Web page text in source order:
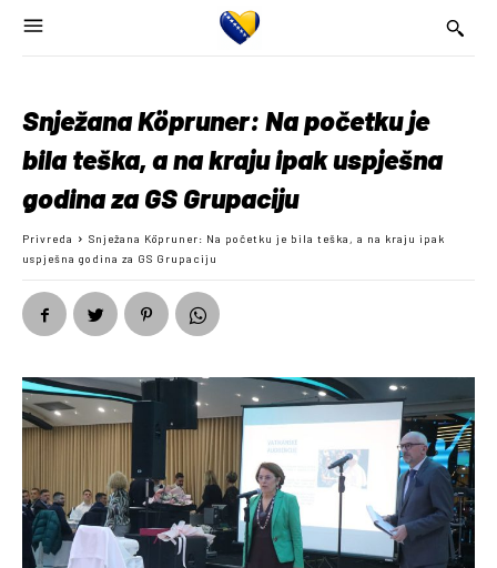
Snježana Köpruner: Na početku je
bila teška, a na kraju ipak uspješna
godina za GS Grupaciju
Privreda
Snježana Köpruner: Na početku je bila teška, a na kraju ipak
uspješna godina za GS Grupaciju